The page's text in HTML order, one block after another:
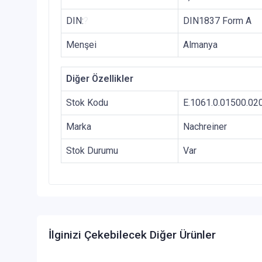
DIN: DIN1837 Form A
Menşei Almanya
Diğer Özellikler
Stok Kodu
Marka Nachreiner
Stok Durumu Var
İlginizi Çekebilecek Diğer Ürünler